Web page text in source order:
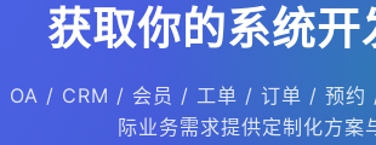
获取你的系统开
OA / CRM / 会员 / 工单 / 订单 / 预约
际业务需求提供定制化方案